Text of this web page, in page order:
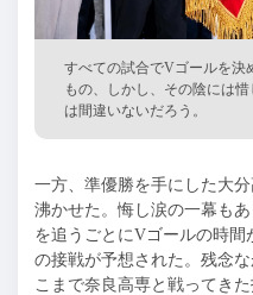
すべての試合でVゴールを決
もの、しかし、その陰には
は間違いないだろう。
一方、準優勝を手にした大
沸かせた。悔し涙の一幕も
を追うごとにVゴールの時間
の接戦が予想された。残念
こまで奈良高専と戦ってき